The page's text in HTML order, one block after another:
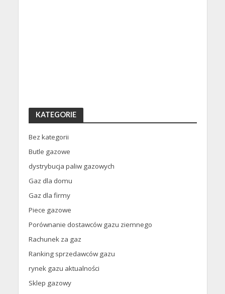
KATEGORIE
Bez kategorii
Butle gazowe
dystrybucja paliw gazowych
Gaz dla domu
Gaz dla firmy
Piece gazowe
Porównanie dostawców gazu ziemnego
Rachunek za gaz
Ranking sprzedawców gazu
rynek gazu aktualności
Sklep gazowy